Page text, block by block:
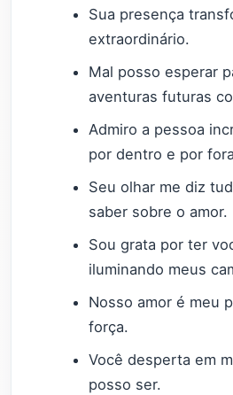
Sua presença
extraordinário.
Mal posso esperar
aventuras futuras
Admiro a pessoa
por dentro e por
Seu olhar me diz
saber sobre o amor.
Sou grata por ter
iluminando meus
Nosso amor é meu
força.
Você desperta em
posso ser.